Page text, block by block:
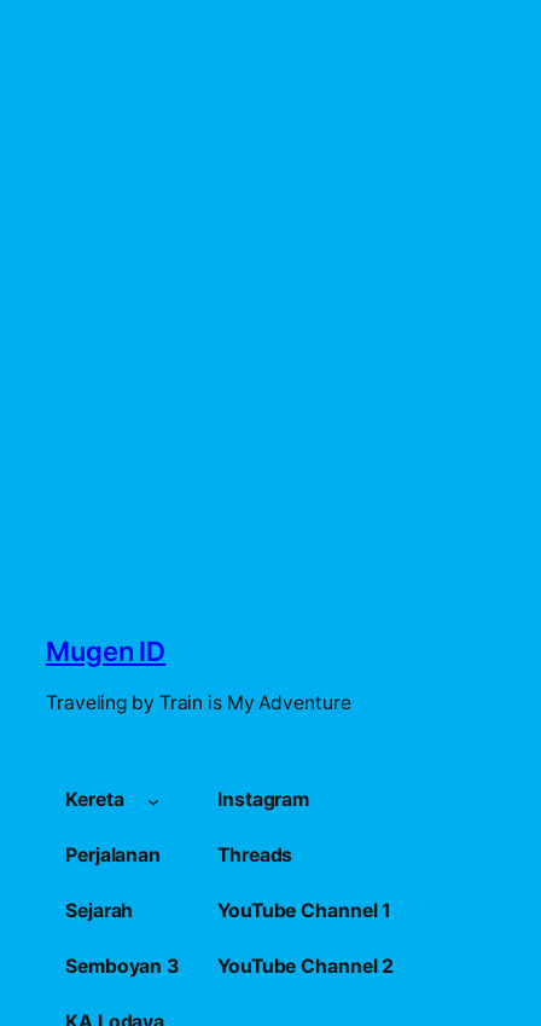
Mugen ID
Traveling by Train is My Adventure
Kereta
Perjalanan
Sejarah
Semboyan 3
Instagram
Threads
YouTube Channel 1
YouTube Channel 2